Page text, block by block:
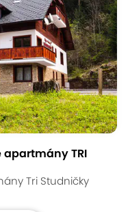
apartmány TRI
Tri Studničky